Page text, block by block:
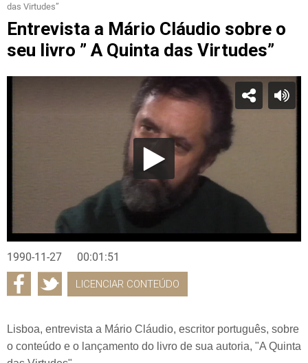
das Virtudes”
Entrevista a Mário Cláudio sobre o
seu livro ” A Quinta das Virtudes”
1990-11-27 00:01:51
LICENCIAR CONTEÚDO
Lisboa, entrevista a Mário Cláudio, escritor português, sobre
o conteúdo e o lançamento do livro de sua autoria, "A Quinta